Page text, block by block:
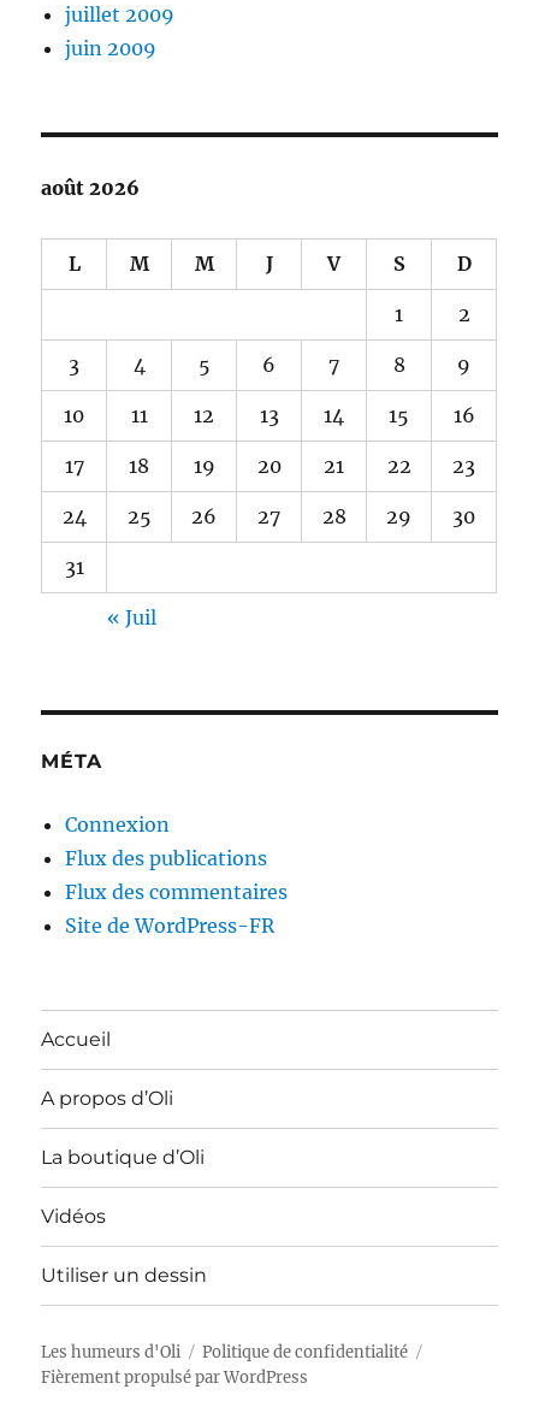
juillet 2009
juin 2009
août 2026
L M M J V S D
1 2
3 4 5 6 7 8 9
10 11 12 13 14 15 16
17 18 19 20 21 22 23
24 25 26 27 28 29 30
31
« Juil
MÉTA
Connexion
Flux des publications
Flux des commentaires
Site de WordPress-FR
Accueil
A propos d’Oli
La boutique d’Oli
Vidéos
Utiliser un dessin
Les humeurs d'Oli
Politique de confidentialité
Fièrement propulsé par WordPress